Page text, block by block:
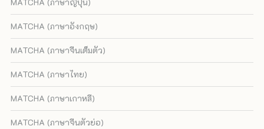
MATCHA (ภาษาอังกฤษ)
MATCHA (ภาษาจีนเต็มตัว)
MATCHA (ภาษาไทย)
MATCHA (ภาษาเกาหลี)
MATCHA (ภาษาจีนตัวย่อ)